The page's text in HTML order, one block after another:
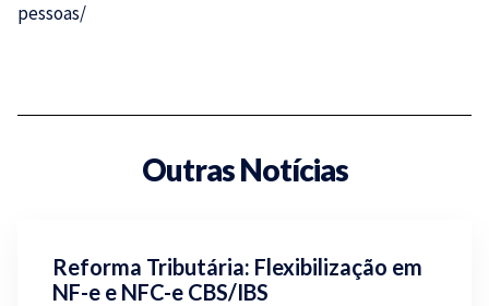
pessoas/
Outras Notícias
Reforma Tributária: Flexibilização em
NF-e e NFC-e CBS/IBS